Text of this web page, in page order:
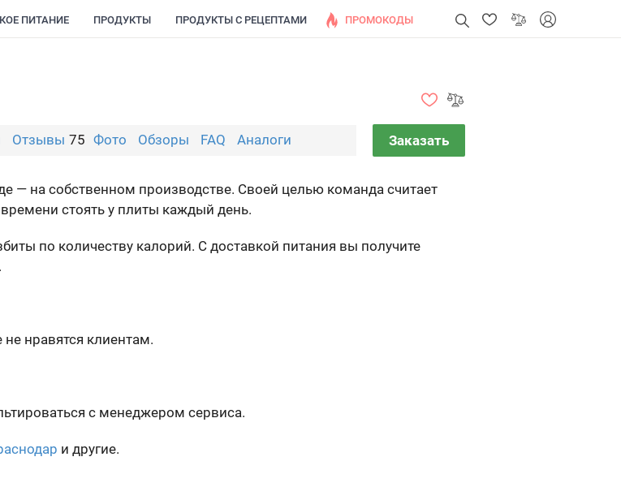
ПИТАНИЕ ПРОДУКТЫ ПРОДУКТЫ С РЕЦЕПТАМИ ПРОМОКОДЫ
Отзывы 75 Фото Обзоры FAQ Аналоги Заказать
— на собственном производстве. Своей целью команда считает
времени стоять у плиты каждый день.
по количеству калорий. С доставкой питания вы получите
нравятся клиентам.
с менеджером сервиса.
и другие.